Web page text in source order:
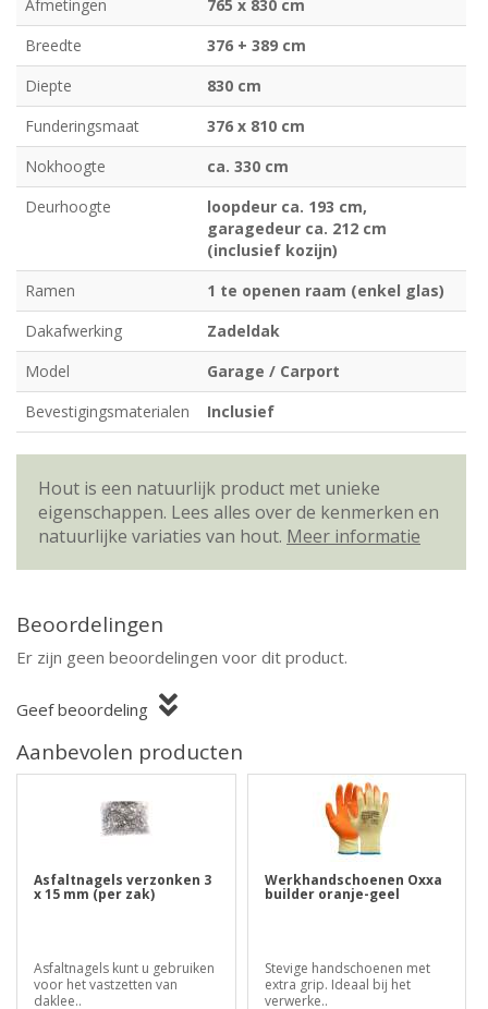
Afmetingen
765 x 830 cm
Breedte
376 + 389 cm
Diepte
830 cm
Funderingsmaat
376 x 810 cm
Nokhoogte
ca. 330 cm
Deurhoogte
loopdeur ca. 193 cm,
garagedeur ca. 212 cm
(inclusief kozijn)
Ramen
1 te openen raam (enkel glas)
Dakafwerking
Zadeldak
Model
Garage / Carport
Bevestigingsmaterialen
Inclusief
Hout is een natuurlijk product met unieke
eigenschappen. Lees alles over de kenmerken en
natuurlijke variaties van hout. Meer informatie
Beoordelingen
Er zijn geen beoordelingen voor dit product.
Geef beoordeling
Aanbevolen producten
Asfaltnagels verzonken 3
x 15 mm (per zak)
Asfaltnagels kunt u gebruiken
voor het vastzetten van
daklee..
Werkhandschoenen Oxxa
builder oranje-geel
Stevige handschoenen met
extra grip. Ideaal bij het
verwerke..